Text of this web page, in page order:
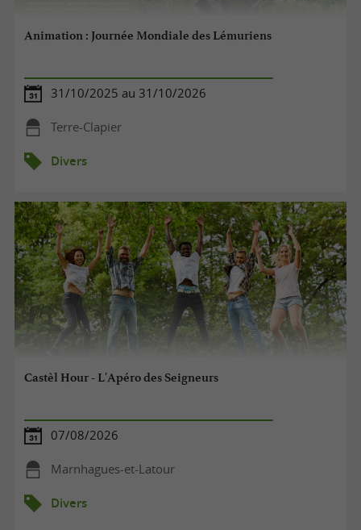
Animation : Journée Mondiale des Lémuriens
31/10/2025 au 31/10/2026
Terre-Clapier
Divers
Castèl Hour - L'Apéro des Seigneurs
07/08/2026
Marnhagues-et-Latour
Divers